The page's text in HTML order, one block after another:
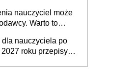
nauczyciel może
Warto to
nauczyciela po
roku przepisy